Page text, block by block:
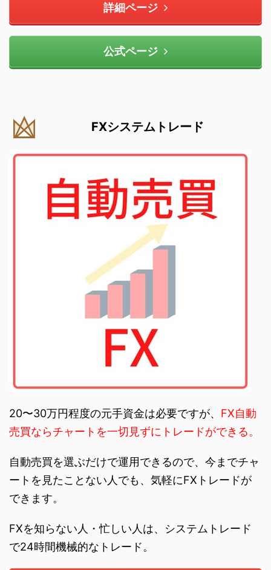
詳細ページ
公式ページ
FXシステムトレード
20〜30万円程度の元手資金は必要ですが、 FX自動
売買ならチャートを一切見ずにトレードができる。
自動売買を選ぶだけで運用できるので、今までチャ
ートを見たことない人でも、気軽にFXトレードが
できます。
FXを知らない人・忙しい人は、システムトレード
で24時間機械的なトレード。